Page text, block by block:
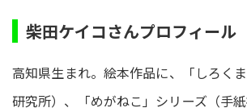
柴田ケイコさんプロフィール
高知県生まれ。絵本作品に、「しろく
研究所）、「めがねこ」シリーズ（手